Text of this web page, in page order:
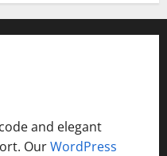
and elegant
OurWordPress